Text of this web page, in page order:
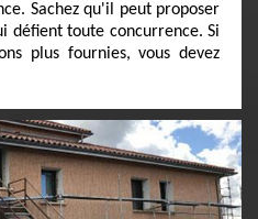
Sachez qu'il peut proposer
défient toute concurrence. Si
plus fournies, vous devez